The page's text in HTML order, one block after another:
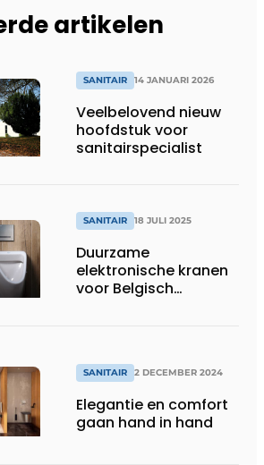
artikelen
SANITAIR 14 JANUARI 2026
Veelbelovend nieuw
hoofdstuk voor
sanitairspecialist
SANITAIR 18 JULI 2025
Duurzame
elektronische kranen
voor Belgisch
SANITAIR 2 DECEMBER 2024
Elegantie en comfort
gaan hand in hand